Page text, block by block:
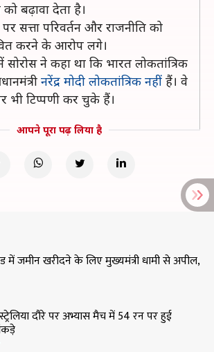
बढ़ावा देता है।
सत्ता परिवर्तन और राजनीति को
करने के आरोप लगे।
ने कहा था कि भारत लोकतांत्रिक
नरेंद्र मोदी लोकतांत्रिक नहीं हैं। वे
भी टिप्पणी कर चुके हैं।
आपने पूरा पढ़ लिया है
में जमीन खरीदने के लिए मुख्यमंत्री धामी से अपील,
दौरे पर अभ्यास मैच में 54 रन पर हुई